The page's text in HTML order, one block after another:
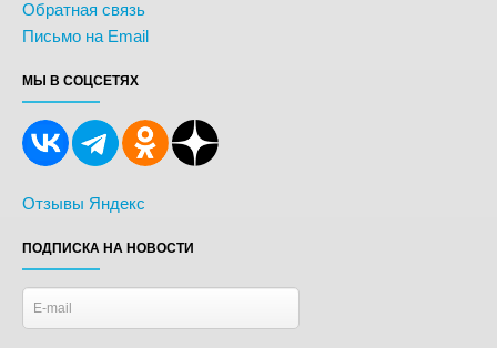
Обратная связь
Письмо на Email
МЫ В СОЦСЕТЯХ
Отзывы Яндекс
ПОДПИСКА НА НОВОСТИ